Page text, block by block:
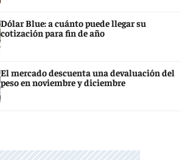
Dólar Blue: a cuánto puede llegar su
cotización para fin de año
El mercado descuenta una devaluación del
peso en noviembre y diciembre